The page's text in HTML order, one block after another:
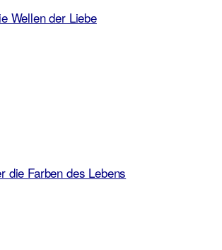
Wellen der Liebe
die Farben des Lebens